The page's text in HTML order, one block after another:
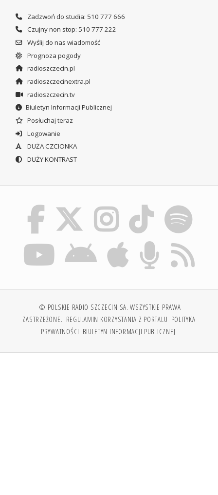
Zadzwoń do studia: 510 777 666
Czujny non stop: 510 777 222
Wyślij do nas wiadomość
Prognoza pogody
radioszczecin.pl
radioszczecinextra.pl
radioszczecin.tv
Biuletyn Informacji Publicznej
Posłuchaj teraz
Logowanie
DUŻA CZCIONKA
DUŻY KONTRAST
© POLSKIE RADIO SZCZECIN SA. WSZYSTKIE PRAWA
ZASTRZEŻONE. REGULAMIN KORZYSTANIA Z PORTALU POLITYKA
PRYWATNOŚCI BIULETYN INFORMACJI PUBLICZNEJ